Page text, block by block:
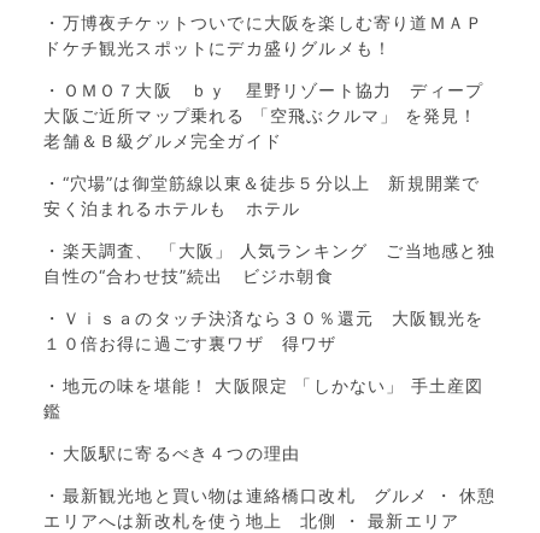
・万博夜チケットついでに大阪を楽しむ寄り道ＭＡＰ
ドケチ観光スポットにデカ盛りグルメも！
・ＯＭＯ７大阪 ｂｙ 星野リゾート協力 ディープ
大阪ご近所マップ乗れる 「空飛ぶクルマ」 を発見！
老舗＆Ｂ級グルメ完全ガイド
・“穴場”は御堂筋線以東＆徒歩５分以上 新規開業で
安く泊まれるホテルも ホテル
・楽天調査、 「大阪」 人気ランキング ご当地感と独
自性の“合わせ技”続出 ビジホ朝食
・Ｖｉｓａのタッチ決済なら３０％還元 大阪観光を
１０倍お得に過ごす裏ワザ 得ワザ
・地元の味を堪能！ 大阪限定 「しかない」 手土産図
鑑
・大阪駅に寄るべき４つの理由
・最新観光地と買い物は連絡橋口改札 グルメ ・ 休憩
エリアへは新改札を使う地上 北側 ・ 最新エリア